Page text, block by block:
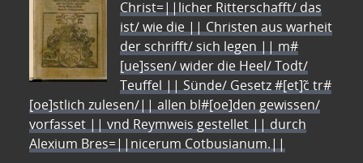
Christ=||licher Ritterschafft/ das
ist/ wie die || Christen aus warheit
der schrifft/ sich legen || m#
[ue]ssen/ wider die Heel/ Todt/
Teuffel || Sünde/ Gesetz #[et]c̃ tr#
[oe]stlich zulesen/|| allen bl#[oe]den gewissen/
vorfasset || vnd Reymweis gestellet || durch
Alexium Bres=||nicerum Cotbusianum.||